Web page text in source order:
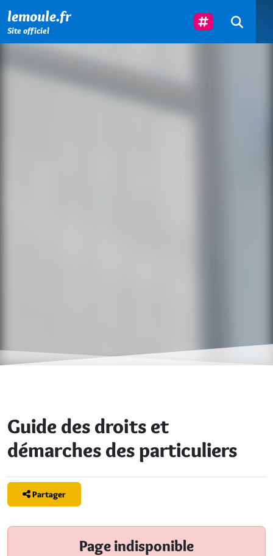
lemoule.fr
Site officiel
Suivez-Nous
Guide des droits et
démarches des particuliers
Partager
Page indisponible